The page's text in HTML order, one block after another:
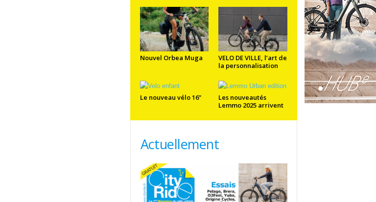
Nouvel Orbea Muga
VELO DE VILLE, l’art de
la personnalisation
Le nouveau vélo 16”
Les nouveautés
Lemmo 2025 arrivent
Actuellement